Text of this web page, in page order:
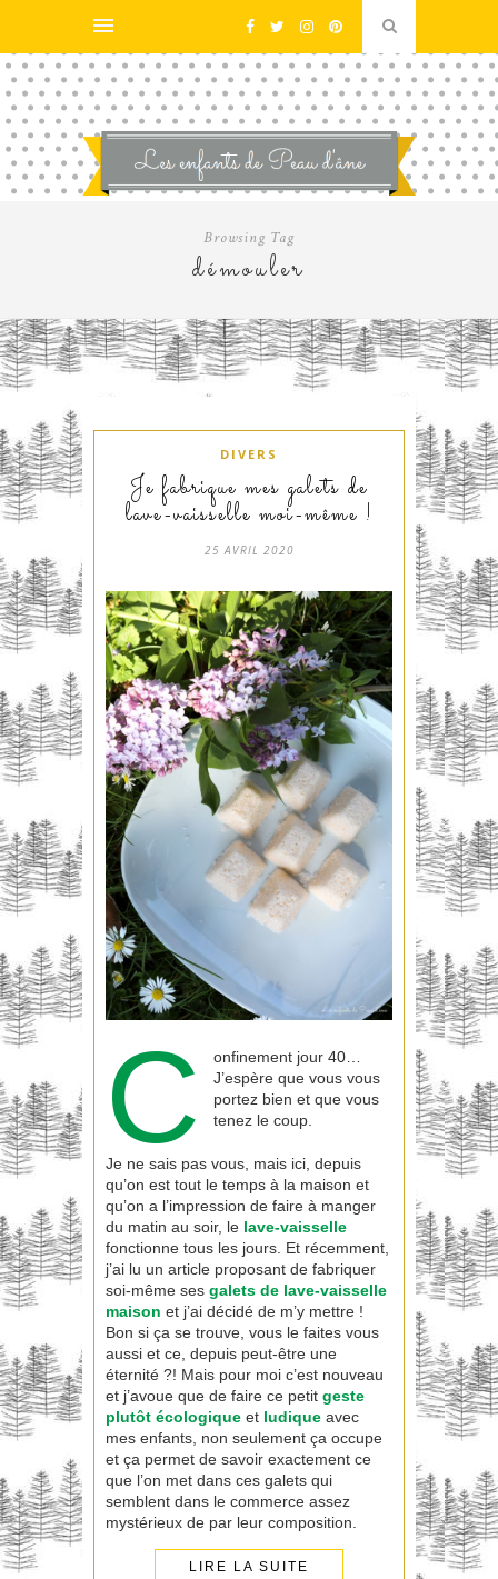
Browsing Tag
démouler
DIVERS
Je fabrique mes galets de
lave-vaisselle moi-même !
25 AVRIL 2020
C
onfinement jour 40…
J’espère que vous vous
portez bien et que vous
tenez le coup.
Je ne sais pas vous, mais ici, depuis
qu’on est tout le temps à la maison et
qu’on a l’impression de faire à manger
du matin au soir, le lave-vaisselle
fonctionne tous les jours. Et récemment,
j’ai lu un article proposant de fabriquer
soi-même ses galets de lave-vaisselle
maison et j’ai décidé de m’y mettre !
Bon si ça se trouve, vous le faites vous
aussi et ce, depuis peut-être une
éternité ?! Mais pour moi c’est nouveau
et j’avoue que de faire ce petit geste
plutôt écologique et ludique avec
mes enfants, non seulement ça occupe
et ça permet de savoir exactement ce
que l’on met dans ces galets qui
semblent dans le commerce assez
mystérieux de par leur composition.
LIRE LA SUITE